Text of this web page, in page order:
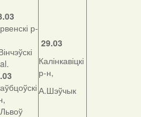
р-
29.03
Калінкавіцкі
р-н,
А.Шэўчык